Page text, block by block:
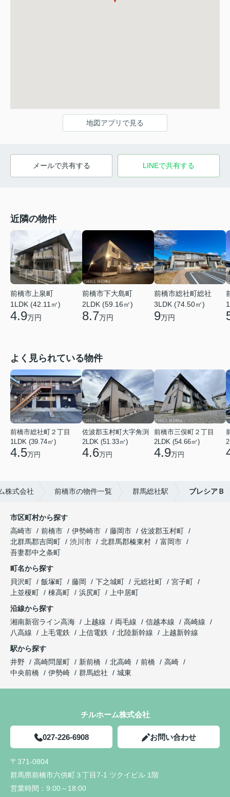
地図アプリで見る
メールで共有する LINEで共有する
近隣の物件
前橋市上泉町
1LDK (42.11㎡)
4.9万円
前橋市下大島町
2LDK (59.16㎡)
8.7万円
前橋市総社町総社
3LDK (74.50㎡)
9万円
よく見られている物件
前橋市総社町２丁目
1LDK (39.74㎡)
4.5万円
佐波郡玉村町大字角渕
2LDK (51.33㎡)
4.6万円
前橋市三俣町２丁目
2LDK (54.66㎡)
4.9万円
株式会社 前橋市の物件一覧 群馬総社駅 ブレシアＢ
市区町村から探す
高崎市
前橋市 伊勢崎市 藤岡市
佐波郡玉村町
北群馬郡吉岡町
渋川市 北群馬郡榛東村
富岡市
吾妻郡中之条町
町名から探す
貝沢町
飯塚町 藤岡 下之城町 元総社町
宮子町
上並榎町
棟高町 浜尻町
上中居町
沿線から探す
湘南新宿ライン高海
上越線 両毛線 信越本線
高崎線
八高線
上毛電鉄 上信電鉄 北陸新幹線
上越新幹線
駅から探す
井野
高崎問屋町 新前橋 北高崎 前橋
高崎
中央前橋
伊勢崎 群馬総社 城東
チルホーム株式会社
027-226-6908 お問い合わせ
〒371-0804
群馬県前橋市六供町３丁目7-1 ツクイビル 1階
営業時間： 9:00～18:00